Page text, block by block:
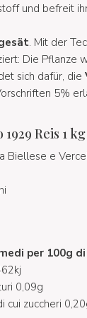
und befreit
. Mit der
Die
sich dafür, die
5%
Reis 1 kg
Biellese e
per 100g
0,09g
cui zuccheri